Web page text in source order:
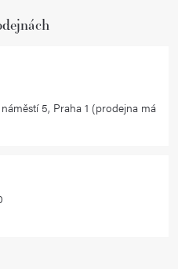
5, Praha 1 (prodejna má